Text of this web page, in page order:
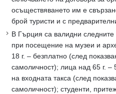
осъществяването им е
брой туристи и с
В Гърция са валидни следните
при посещение на музеи и
18 г. – безплатно (след
самоличност); лица над 65 г. –
на входната такса (след
самоличност); студенти,